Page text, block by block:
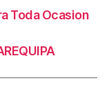
Toda Ocasion